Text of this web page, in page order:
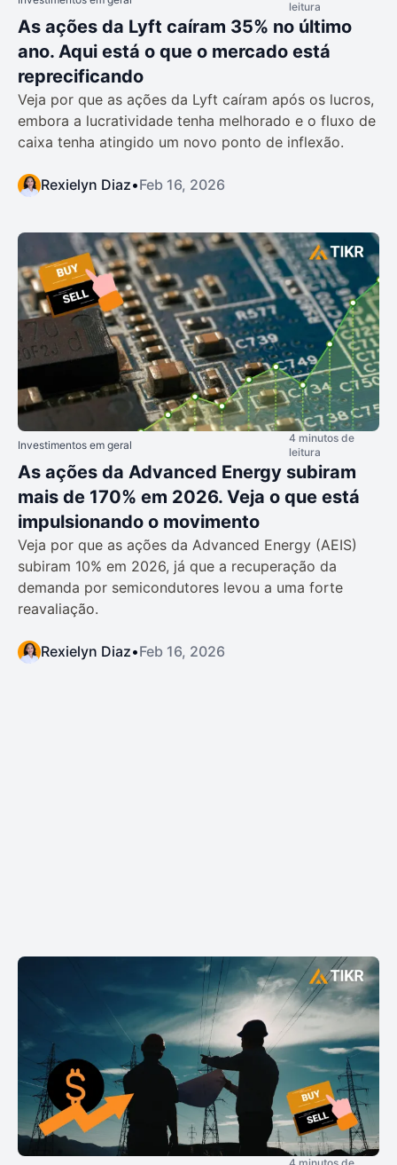
leitura
As ações da Lyft caíram 35% no último
ano. Aqui está o que o mercado está
reprecificando
Veja por que as ações da Lyft caíram após os lucros,
embora a lucratividade tenha melhorado e o fluxo de
caixa tenha atingido um novo ponto de inflexão.
Rexielyn Diaz•Feb 16, 2026
Investimentos em geral
4 minutos de
leitura
As ações da Advanced Energy subiram
mais de 170% em 2026. Veja o que está
impulsionando o movimento
Veja por que as ações da Advanced Energy (AEIS)
subiram 10% em 2026, já que a recuperação da
demanda por semicondutores levou a uma forte
reavaliação.
Rexielyn Diaz•Feb 16, 2026